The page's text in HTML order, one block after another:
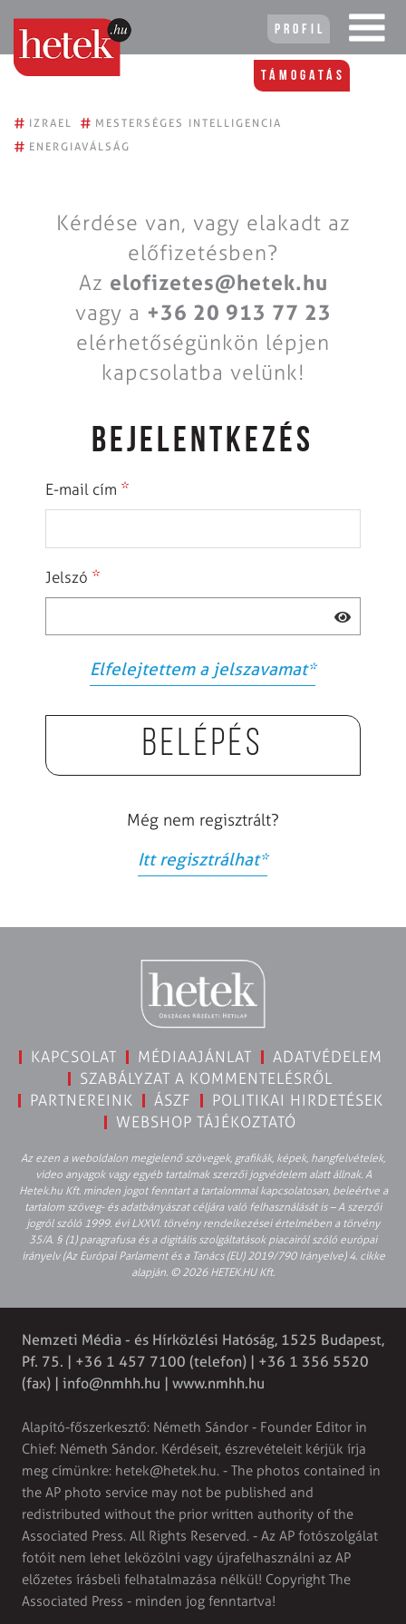
Profil
Támogatás
# IZRAEL # MESTERSÉGES INTELLIGENCIA
# ENERGIAVÁLSÁG
Kérdése van, vagy elakadt az
előfizetésben?
Az elofizetes@hetek.hu
vagy a +36 20 913 77 23
elérhetőségünkön lépjen
kapcsolatba velünk!
BEJELENTKEZÉS
E-mail cím *
Jelszó *
Elfelejtettem a jelszavamat*
Belépés
Még nem regisztrált?
Itt regisztrálhat*
KAPCSOLAT MÉDIAAJÁNLAT
ADATVÉDELEM
SZABÁLYZAT A KOMMENTELÉSRŐL
PARTNEREINK
ÁSZF
POLITIKAI HIRDETÉSEK
WEBSHOP TÁJÉKOZTATÓ
Az ezen a weboldalon megjelenő szövegek, grafikák, képek, hangfelvételek,
video anyagok vagy egyéb tartalmak szerzői jogvédelem alatt állnak. A
Hetek.hu Kft. minden jogot fenntart a tartalommal kapcsolatosan, beleértve a
tartalom szöveg- és adatbányászat céljára való felhasználását is – A szerzői
jogról szóló 1999. évi LXXVI. törvény rendelkezései értelmében a törvény
35/A. § (1) paragrafusa és a digitális szolgáltatások piacairól szóló európai
irányelv (Az Európai Parlament és a Tanács (EU) 2019/790 Irányelve) 4. cikke
alapján. © 2026 HETEK.HU Kft.
Nemzeti Média - és Hírközlési Hatóság, 1525 Budapest,
Pf. 75. | +36 1 457 7100 (telefon) | +36 1 356 5520
(fax) | info@nmhh.hu | www.nmhh.hu
Alapító-főszerkesztő: Németh Sándor - Founder Editor in
Chief: Németh Sándor. Kérdéseit, észrevételeit kérjük írja
meg címünkre: hetek@hetek.hu. - The photos contained in
the AP photo service may not be published and
redistributed without the prior written authority of the
Associated Press. All Rights Reserved. - Az AP fotószolgálat
fotóit nem lehet leközölni vagy újrafelhasználni az AP
előzetes írásbeli felhatalmazása nélkül! Copyright The
Associated Press - minden jog fenntartva!